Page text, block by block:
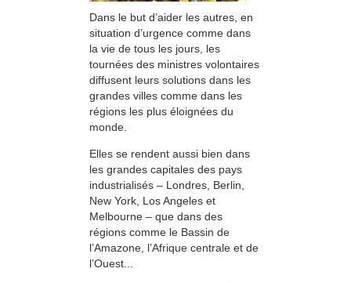
Dans le but d’aider les autres, en
situation d’urgence comme dans
la vie de tous les jours, les
tournées des ministres volontaires
diffusent leurs solutions dans les
grandes villes comme dans les
régions les plus éloignées du
monde.
Elles se rendent aussi bien dans
les grandes capitales des pays
industrialisés – Londres, Berlin,
New York, Los Angeles et
Melbourne – que dans des
régions comme le Bassin de
l’Amazone, l’Afrique centrale et de
l’Ouest...